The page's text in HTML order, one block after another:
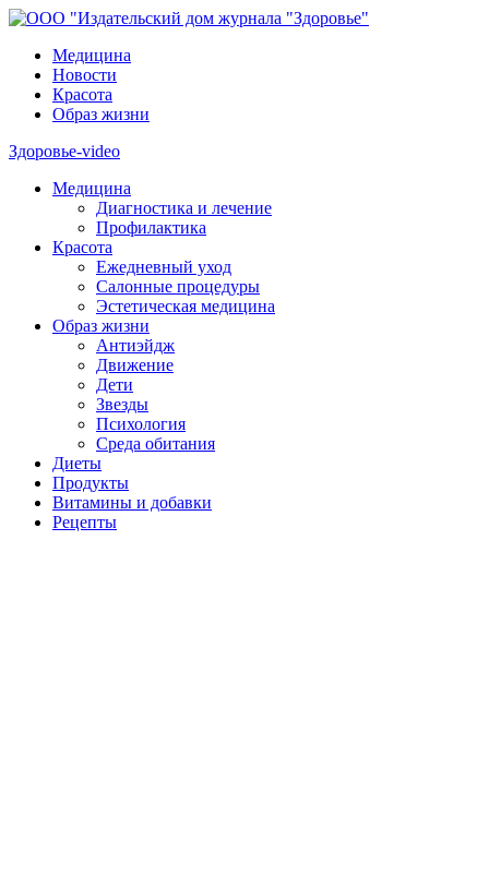
Медицина
Новости
Красота
Образ жизни
Здоровье-video
Медицина
Диагностика и лечение
Профилактика
Красота
Ежедневный уход
Салонные процедуры
Эстетическая медицина
Образ жизни
Антиэйдж
Движение
Дети
Звезды
Психология
Среда обитания
Диеты
Продукты
Витамины и добавки
Рецепты